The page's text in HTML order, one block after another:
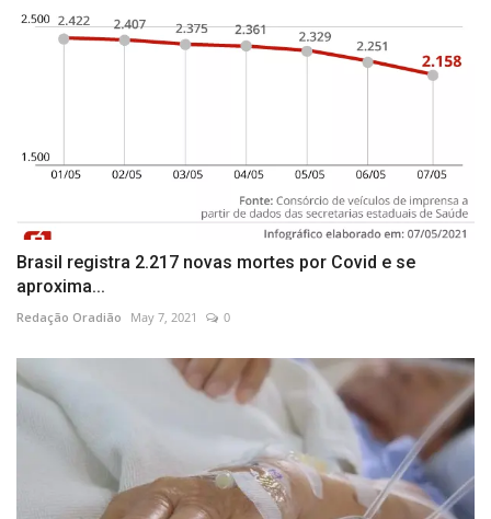
Brasil registra 2.217 novas mortes por Covid e se
aproxima...
Redação Oradião May 7, 2021 0